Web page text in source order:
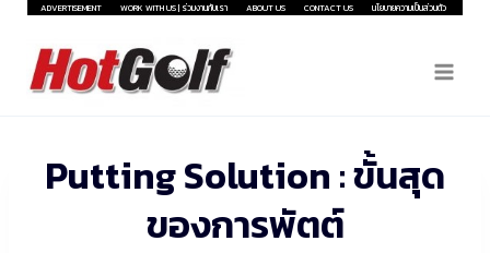
Skip
content
ADVERTISEMENT WORK WITH US | ร่วมงานกับเรา ABOUT US CONTACT US นโยบายความเป็นส่วนตัว
Putting Solution : ขั้นสุด
ของการพัตต์